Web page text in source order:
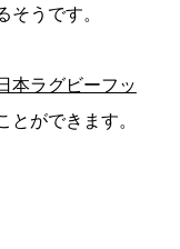
うです。
本ラグビーフッ
とができます。